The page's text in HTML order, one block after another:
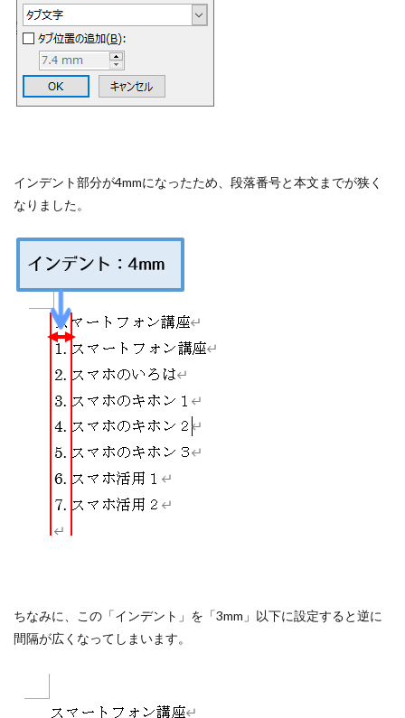
インデント部分が4mmになったため、段落番号と本文までが狭く
なりました。
ちなみに、この「インデント」を「3mm」以下に設定すると逆に
間隔が広くなってしまいます。